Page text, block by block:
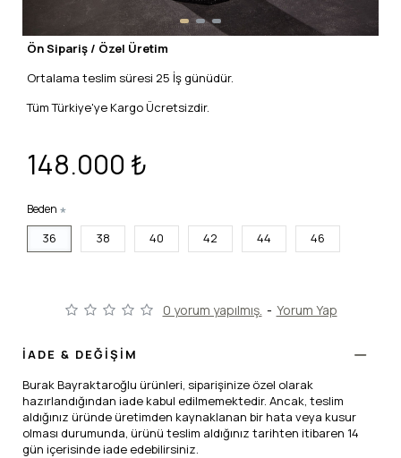
Ön Sipariş / Özel Üretim
Ortalama teslim süresi 25 İş günüdür.
Tüm Türkiye'ye Kargo Ücretsizdir.
0 yorum yapılmış. - Yorum Yap
148.000 ₺
Beden
36 38 40 42 44 46
İADE & DEĞİŞİM
Burak Bayraktaroğlu ürünleri, siparişinize özel olarak
hazırlandığından iade kabul edilmemektedir. Ancak, teslim
aldığınız üründe üretimden kaynaklanan bir hata veya kusur
olması durumunda, ürünü teslim aldığınız tarihten itibaren 14
gün içerisinde iade edebilirsiniz.